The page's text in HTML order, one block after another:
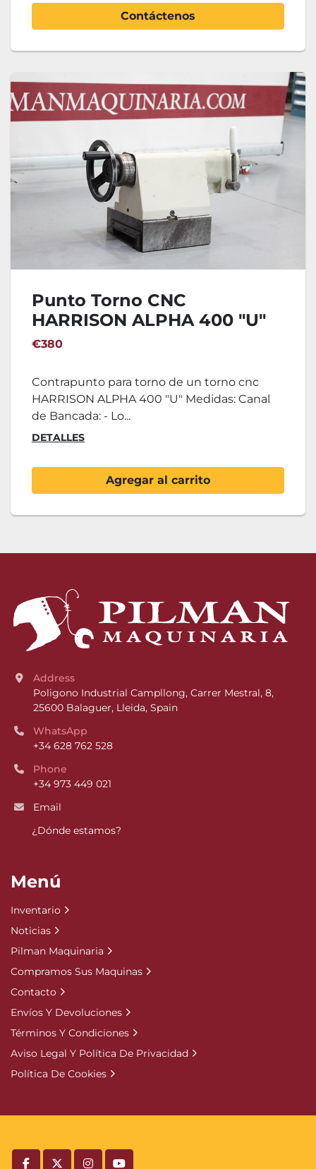
Contáctenos
Punto Torno CNC
HARRISON ALPHA 400 "U"
€380
Contrapunto para torno de un torno cnc
HARRISON ALPHA 400 "U" Medidas: Canal
de Bancada: - Lo...
DETALLES
Agregar al carrito
Address
Poligono Industrial Campllong, Carrer Mestral, 8,
25600 Balaguer, Lleida, Spain
WhatsApp
+34 628 762 528
Phone
+34 973 449 021
Email
¿Dónde estamos?
Menú
Inventario
Noticias
Pilman Maquinaria
Compramos Sus Maquinas
Contacto
Envíos Y Devoluciones
Términos Y Condiciones
Aviso Legal Y Política De Privacidad
Política De Cookies